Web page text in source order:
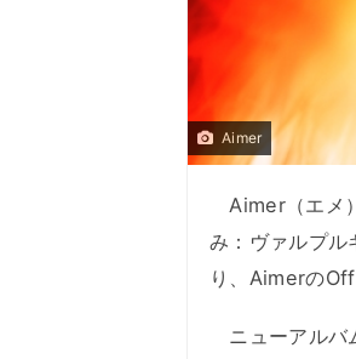
Aimer
Aimer（エメ
み：ヴァルプ
り、Aimerの
ニューアルバ